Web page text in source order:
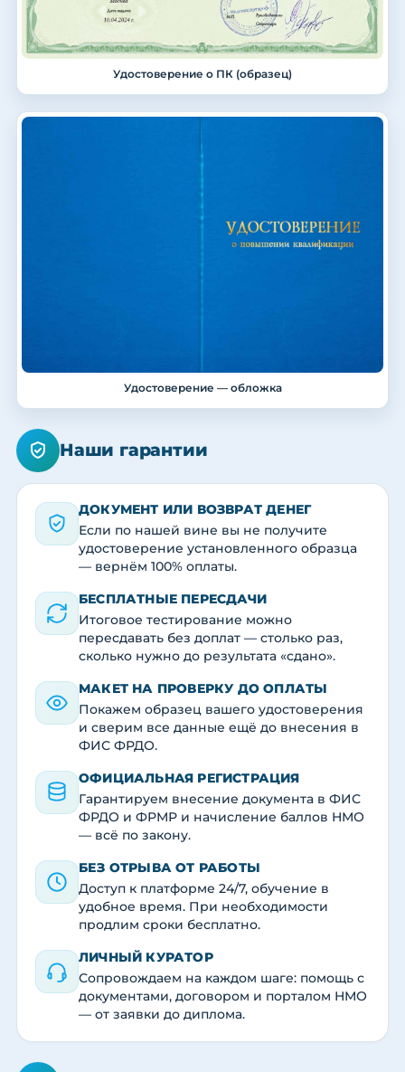
Удостоверение о ПК (образец)
Удостоверение — обложка
Наши гарантии
ДОКУМЕНТ ИЛИ ВОЗВРАТ ДЕНЕГ
Если по нашей вине вы не получите
удостоверение установленного образца
— вернём 100% оплаты.
БЕСПЛАТНЫЕ ПЕРЕСДАЧИ
Итоговое тестирование можно
пересдавать без доплат — столько раз,
сколько нужно до результата «сдано».
МАКЕТ НА ПРОВЕРКУ ДО ОПЛАТЫ
Покажем образец вашего удостоверения
и сверим все данные ещё до внесения в
ФИС ФРДО.
ОФИЦИАЛЬНАЯ РЕГИСТРАЦИЯ
Гарантируем внесение документа в ФИС
ФРДО и ФРМР и начисление баллов НМО
— всё по закону.
БЕЗ ОТРЫВА ОТ РАБОТЫ
Доступ к платформе 24/7, обучение в
удобное время. При необходимости
продлим сроки бесплатно.
ЛИЧНЫЙ КУРАТОР
Сопровождаем на каждом шаге: помощь с
документами, договором и порталом НМО
— от заявки до диплома.